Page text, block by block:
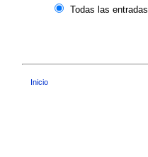
Todas las entradas
Inicio